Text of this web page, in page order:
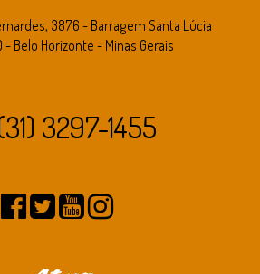
3876 - Barragem Santa Lúcia
Belo Horizonte - Minas Gerais
3297-1455